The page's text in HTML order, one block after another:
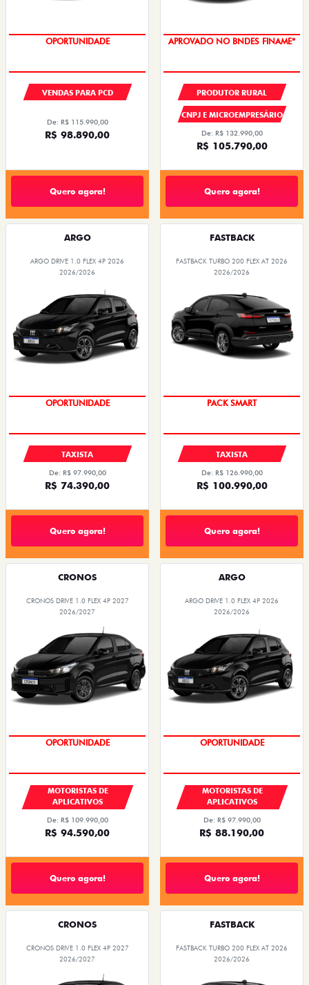
OPORTUNIDADE
VENDAS PARA PCD
De: R$ 115.990,00
R$ 98.890,00
Quero agora!
APROVADO NO BNDES FINAME*
PRODUTOR RURAL
CNPJ E MICROEMPRESÁRIO
De: R$ 132.990,00
R$ 105.790,00
Quero agora!
ARGO
ARGO DRIVE 1.0 FLEX 4P 2026
2026/2026
OPORTUNIDADE
TAXISTA
De: R$ 97.990,00
R$ 74.390,00
Quero agora!
FASTBACK
FASTBACK TURBO 200 FLEX AT 2026
2026/2026
PACK SMART
TAXISTA
De: R$ 126.990,00
R$ 100.990,00
Quero agora!
CRONOS
CRONOS DRIVE 1.0 FLEX 4P 2027
2026/2027
OPORTUNIDADE
MOTORISTAS DE
APLICATIVOS
De: R$ 109.990,00
R$ 94.590,00
Quero agora!
ARGO
ARGO DRIVE 1.0 FLEX 4P 2026
2026/2026
OPORTUNIDADE
MOTORISTAS DE
APLICATIVOS
De: R$ 97.990,00
R$ 88.190,00
Quero agora!
CRONOS
CRONOS DRIVE 1.0 FLEX 4P 2027
2026/2027
FASTBACK
FASTBACK TURBO 200 FLEX AT 2026
2026/2026